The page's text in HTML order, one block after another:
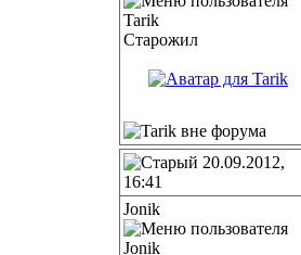
Старожил
20.09.2012,
16:41
Jonik